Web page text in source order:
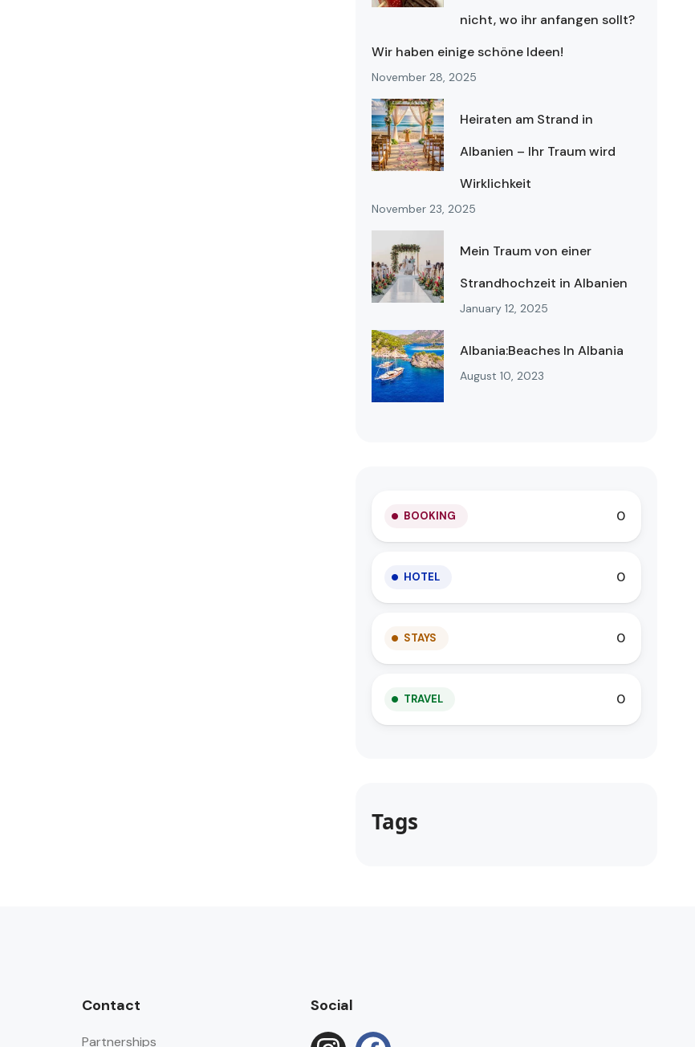
nicht, wo ihr anfangen sollt?
Wir haben einige schöne Ideen!
November 28, 2025
Heiraten am Strand in
Albanien – Ihr Traum wird
Wirklichkeit
November 23, 2025
Mein Traum von einer
Strandhochzeit in Albanien
January 12, 2025
Albania:Beaches In Albania
August 10, 2023
BOOKING 0
HOTEL 0
STAYS 0
TRAVEL 0
Tags
Contact
Partnerships
Social